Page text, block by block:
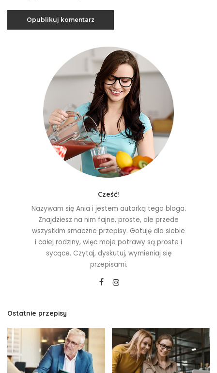
Cześć!
Nazywam się Ania i jestem autorką tego bloga.
Znajdziesz na nim fajne, proste, ale przede
wszystkim smaczne przepisy. Gotuję dla siebie
i całej rodziny, więc moje potrawy są proste i
sycące. Czytaj, dyskutuj, wymieniaj się
przepisami.
Ostatnie przepisy